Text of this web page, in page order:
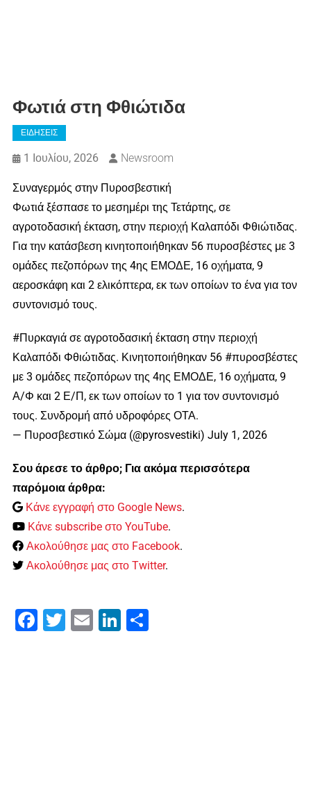
Φωτιά στη Φθιώτιδα
ΕΙΔΗΣΕΙΣ
1 Ιουλίου, 2026 Newsroom
Συναγερμός στην Πυροσβεστική
Φωτιά ξέσπασε το μεσημέρι της Τετάρτης, σε
αγροτοδασική έκταση, στην περιοχή Καλαπόδι Φθιώτιδας.
Για την κατάσβεση κινητοποιήθηκαν 56 πυροσβέστες με 3
ομάδες πεζοπόρων της 4ης ΕΜΟΔΕ, 16 οχήματα, 9
αεροσκάφη και 2 ελικόπτερα, εκ των οποίων το ένα για τον
συντονισμό τους.
#Πυρκαγιά σε αγροτοδασική έκταση στην περιοχή
Καλαπόδι Φθιώτιδας. Κινητοποιήθηκαν 56 #πυροσβέστες
με 3 ομάδες πεζοπόρων της 4ης ΕΜΟΔΕ, 16 οχήματα, 9
Α/Φ και 2 Ε/Π, εκ των οποίων το 1 για τον συντονισμό
τους. Συνδρομή από υδροφόρες ΟΤΑ.
— Πυροσβεστικό Σώμα (@pyrosvestiki) July 1, 2026
Σου άρεσε το άρθρο; Για ακόμα περισσότερα
παρόμοια άρθρα:
Κάνε εγγραφή στο Google News.
Κάνε subscribe στο YouTube.
Ακολούθησε μας στο Facebook.
Ακολούθησε μας στο Twitter.
Facebook
Twitter Email LinkedIn